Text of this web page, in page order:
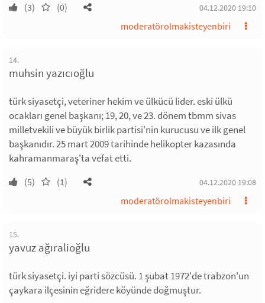
(3) (0) 04.12.2020 19:10
moderatörolmakisteyenbiri
14.
muhsin yazıcıoğlu
türk siyasetçi, veteriner hekim ve ülkücü lider. eski ülkü
ocakları genel başkanı; 19, 20, ve 23. dönem tbmm sivas
milletvekili ve büyük birlik partisi'nin kurucusu ve ilk genel
başkanıdır. 25 mart 2009 tarihinde helikopter kazasında
kahramanmaraş'ta vefat etti.
(5) (1) 04.12.2020 19:08
moderatörolmakisteyenbiri
15.
yavuz ağıralioğlu
türk siyasetçi. iyi parti sözcüsü. 1 şubat 1972'de trabzon'un
çaykara ilçesinin eğridere köyünde doğmuştur.